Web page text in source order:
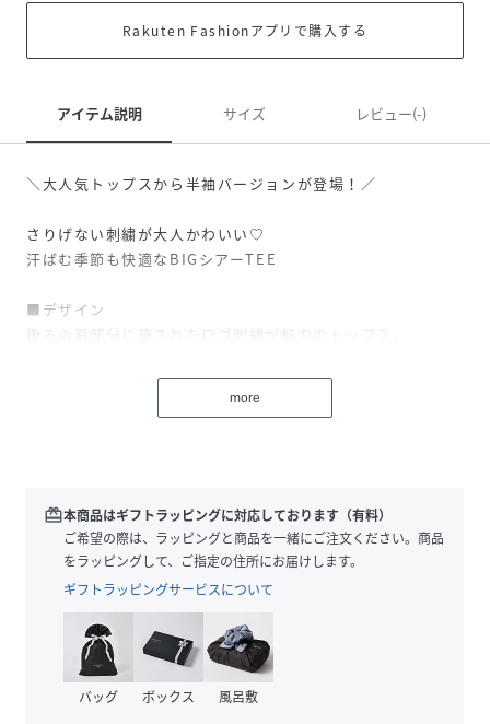
Rakuten Fashionアプリで購入する
アイテム説明 サイズ レビュー(-)
＼大人気トップスから半袖バージョンが登場！／
さりげない刺繍が大人かわいい♡
汗ばむ季節も快適なBIGシアーTEE
■デザイン
後ろの肩部分に施されたロゴ刺繍が魅力のトップス。
五分袖位の袖丈なので、さりげなく二の腕カバーも◎
☆長袖バージョンこちら→【TYZ1051306A0008】
■スタイリング
シンプルデザインなので、コーデの邪魔をすることなく様々
なアイテムと相性抜群☆
襟ぐりが広いので、ワンショルとしても楽しめます♡
more
redeem本商品はギフトラッピングに対応しております（有料）
ご希望の際は、ラッピングと商品を一緒にご注文ください。商品
をラッピングして、ご指定の住所にお届けします。
ギフトラッピングサービスについて
バッグ ボックス 風呂敷